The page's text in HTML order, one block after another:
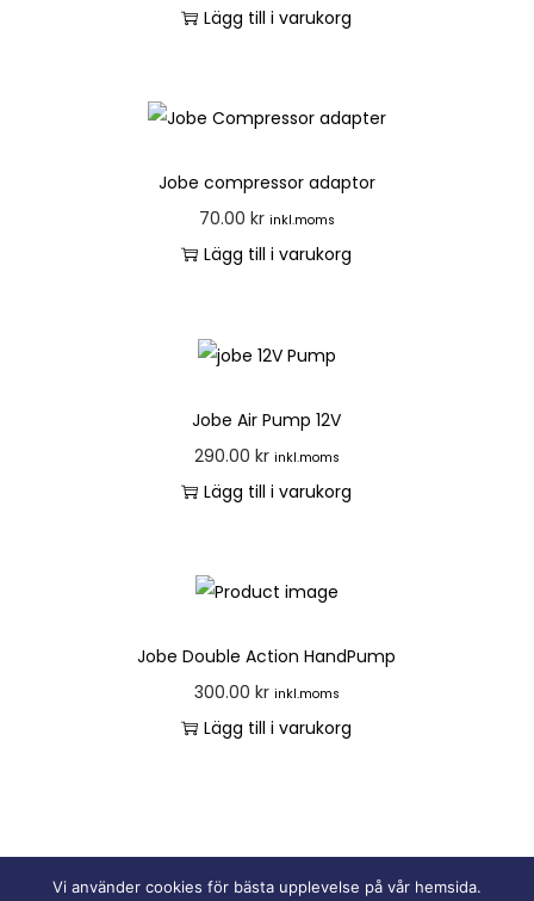
Lägg till i varukorg
Jobe compressor adaptor
70.00 kr inkl.moms
Lägg till i varukorg
Jobe Air Pump 12V
290.00 kr inkl.moms
Lägg till i varukorg
Jobe Double Action HandPump
300.00 kr inkl.moms
Lägg till i varukorg
Vi använder cookies för bästa upplevelse på vår hemsida.